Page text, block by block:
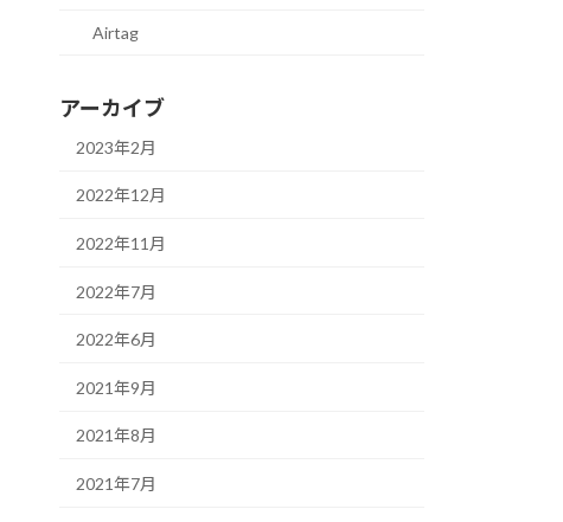
Airtag
アーカイブ
2023年2月
2022年12月
2022年11月
2022年7月
2022年6月
2021年9月
2021年8月
2021年7月